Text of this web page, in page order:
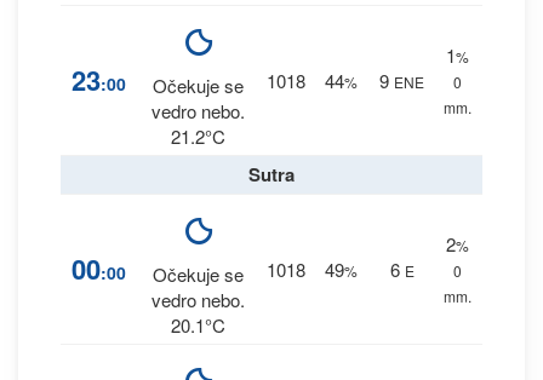
23:00
Očekuje se
vedro nebo.
21.2°C
1018 44% 9 ENE
1%
0
mm.
Sutra
00:00
Očekuje se
vedro nebo.
20.1°C
1018 49% 6 E
2%
0
mm.